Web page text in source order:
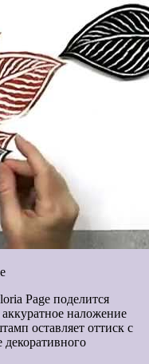
Page поделится
наложение
оставляет оттиск с